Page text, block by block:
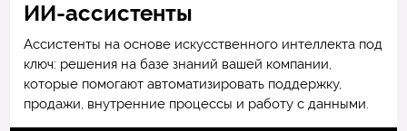
ИИ-ассистенты
Ассистенты на основе искусственного интеллекта под
ключ: решения на базе знаний вашей компании,
которые помогают автоматизировать поддержку,
продажи, внутренние процессы и работу с данными.